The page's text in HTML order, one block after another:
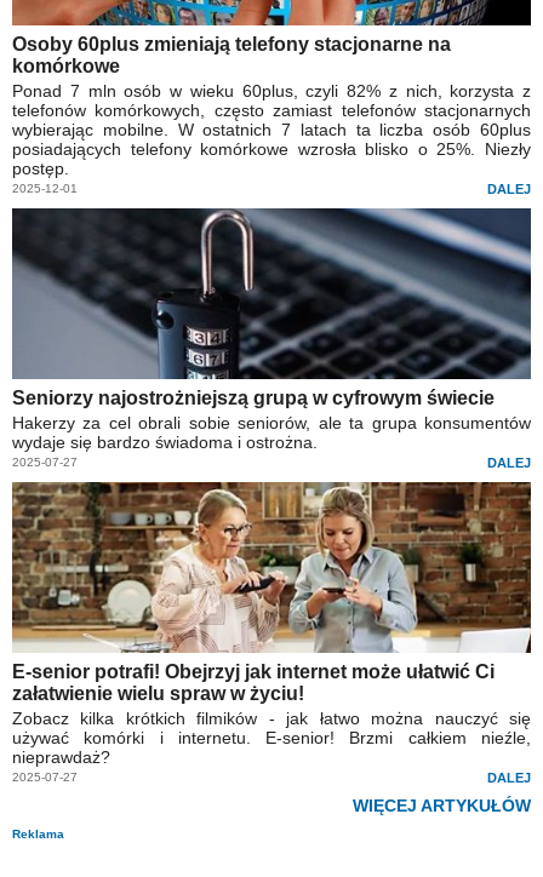
Osoby 60plus zmieniają telefony stacjonarne na
komórkowe
Ponad 7 mln osób w wieku 60plus, czyli 82% z nich, korzysta z
telefonów komórkowych, często zamiast telefonów stacjonarnych
wybierając mobilne. W ostatnich 7 latach ta liczba osób 60plus
posiadających telefony komórkowe wzrosła blisko o 25%. Niezły
postęp.
2025-12-01 DALEJ
Seniorzy najostrożniejszą grupą w cyfrowym świecie
Hakerzy za cel obrali sobie seniorów, ale ta grupa konsumentów
wydaje się bardzo świadoma i ostrożna.
2025-07-27 DALEJ
E-senior potrafi! Obejrzyj jak internet może ułatwić Ci
załatwienie wielu spraw w życiu!
Zobacz kilka krótkich filmików - jak łatwo można nauczyć się
używać komórki i internetu. E-senior! Brzmi całkiem nieźle,
nieprawdaż?
2025-07-27 DALEJ
WIĘCEJ ARTYKUŁÓW
Reklama